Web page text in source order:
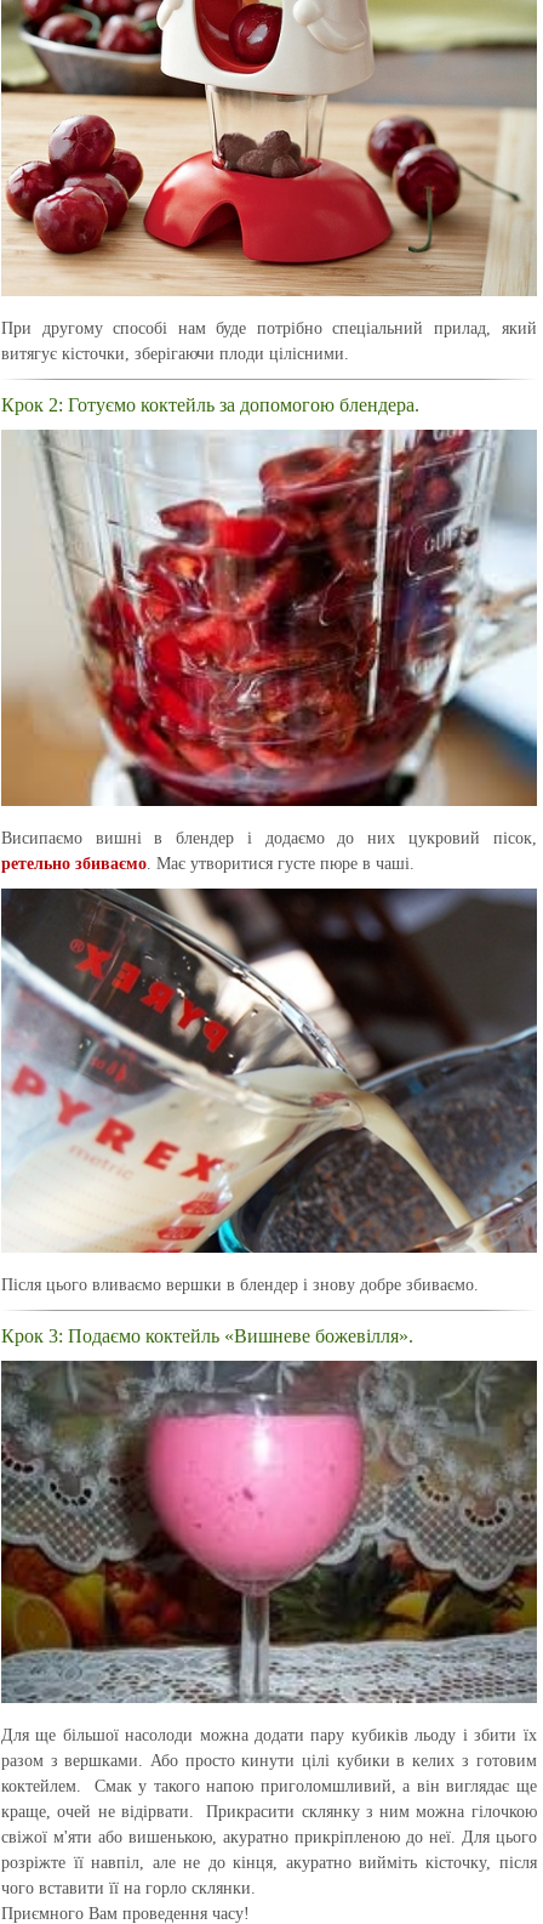
При другому способі нам буде потрібно спеціальний прилад, який
витягує кісточки, зберігаючи плоди цілісними.
Крок 2: Готуємо коктейль за допомогою блендера.
Висипаємо вишні в блендер і додаємо до них цукровий пісок,
ретельно збиваємо . Має утворитися густе пюре в чаші.
Після цього вливаємо вершки в блендер і знову добре збиваємо.
Крок 3: Подаємо коктейль «Вишневе божевілля».
Для ще більшої насолоди можна додати пару кубиків льоду і збити їх
разом з вершками. Або просто кинути цілі кубики в келих з готовим
коктейлем. Смак у такого напою приголомшливий, а він виглядає ще
краще, очей не відірвати. Прикрасити склянку з ним можна гілочкою
свіжої м'яти або вишенькою, акуратно прикріпленою до неї. Для цього
розріжте її навпіл, але не до кінця, акуратно вийміть кісточку, після
чого вставити її на горло склянки.
Приємного Вам проведення часу!